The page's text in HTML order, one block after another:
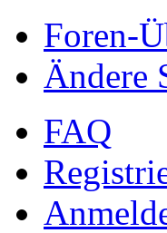
Foren-
Ändere
FAQ